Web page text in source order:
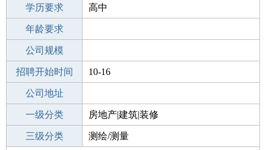
性别要求 -
学历要求 高中
工作经验
年龄要求
工作地点
公司规模
公司电话
招聘开始时间 10-16
招聘结束时间
公司地址
一级分类 房地产|建筑|装修
二级分类 建筑/装修
三级分类 测绘/测量